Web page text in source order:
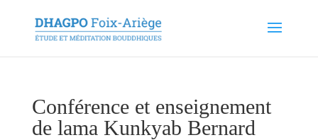
Conférence et enseignement
de lama Kunkyab Bernard